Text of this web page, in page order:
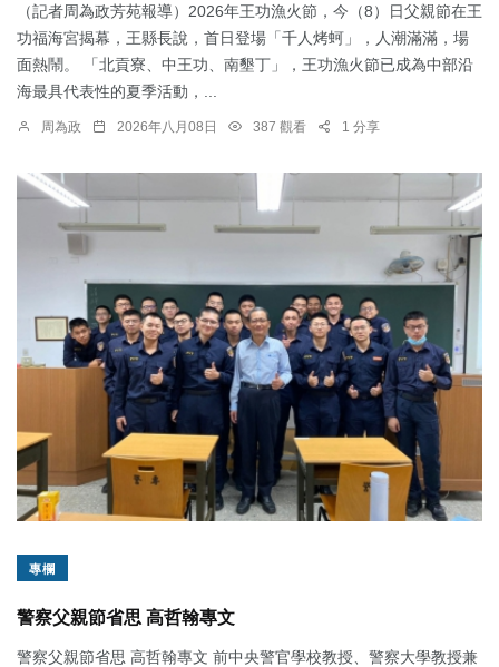
（記者周為政芳苑報導）2026年王功漁火節，今（8）日父親節在王
功福海宮揭幕，王縣長說，首日登場「千人烤蚵」，人潮滿滿，場
面熱鬧。 「北貢寮、中王功、南墾丁」，王功漁火節已成為中部沿
海最具代表性的夏季活動，...
周為政 2026年八月08日 387 觀看 1 分享
專欄
警察父親節省思 高哲翰專文
警察父親節省思 高哲翰專文 前中央警官學校教授、警察大學教授兼